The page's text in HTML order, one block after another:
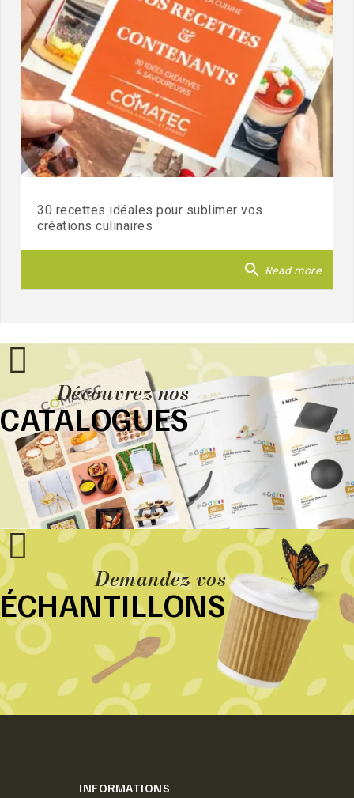
30 recettes idéales pour sublimer vos
créations culinaires
search Read more
Découvrez nos
CATALOGUES
Demandez vos
ÉCHANTILLONS
INFORMATIONS